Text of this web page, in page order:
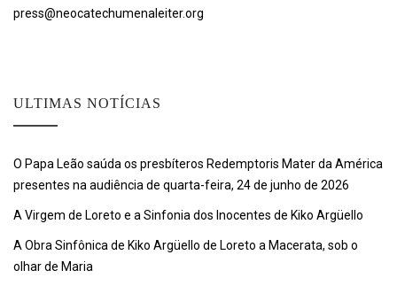
press@neocatechumenaleiter.org
ULTIMAS NOTÍCIAS
O Papa Leão saúda os presbíteros Redemptoris Mater da América
presentes na audiência de quarta-feira, 24 de junho de 2026
A Virgem de Loreto e a Sinfonia dos Inocentes de Kiko Argüello
A Obra Sinfônica de Kiko Argüello de Loreto a Macerata, sob o
olhar de Maria